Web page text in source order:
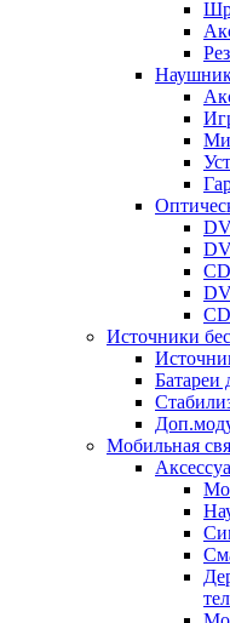
Источники
Мобильная